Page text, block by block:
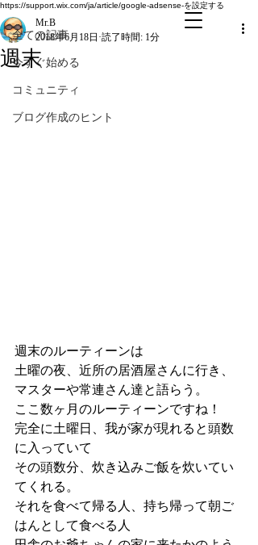
https://support.wix.com/ja/article/google-adsense-を設定する
全ての記事
今すぐ始める
コミュニティ
ブログ作成のヒント
週末
Mr.B
2018年6月18日 読了時間: 1分
週末のルーティーンは
土曜の夜、近所の居酒屋さんに行き、
マスターや常連さん達と語らう。
ここ数ヶ月のルーティーンですね！
完全に土曜日、我が家が現れると頭数
に入っていて
その頭数分、炊き込みご飯を炊いてい
てくれる。
それを食べて帰る人、持ち帰って朝ご
はんとして食べる人